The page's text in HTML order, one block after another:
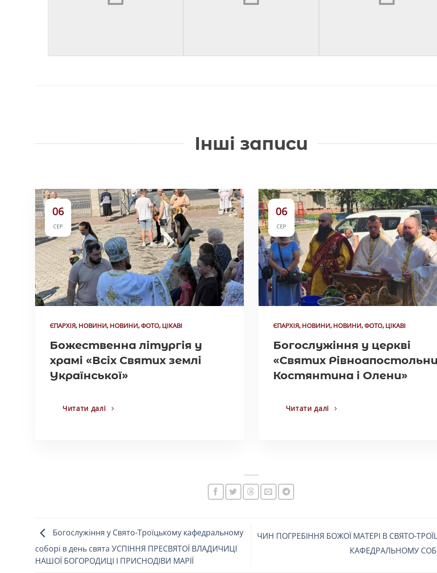
Інші записи
06
СЕР
ЄПАРХІЯ, НОВИНИ, НОВИНИ,ФОТО, ЦІКАВІ
Божественна літургія у
храмі «Всіх Святих землі
Української»
Читати далі
06
СЕР
ЄПАРХІЯ, НОВИНИ, НОВИНИ,ФОТО, ЦІКАВІ
Богослужіння у церкві
«Святих
Костянтина і Олени»
Читати далі
Богослужіння у Свято-Троїцькому кафедральному
соборі в день свята УСПІННЯ ПРЕСВЯТОЇ ВЛАДИЧИЦІ
НАШОЇ БОГОРОДИЦІ І ПРИСНОДІВИ МАРІЇ
ЧИН ПОГРЕБІННЯ БОЖОЇ МАТЕРІ В СВЯТО-
КАФЕДРАЛЬНОМУ